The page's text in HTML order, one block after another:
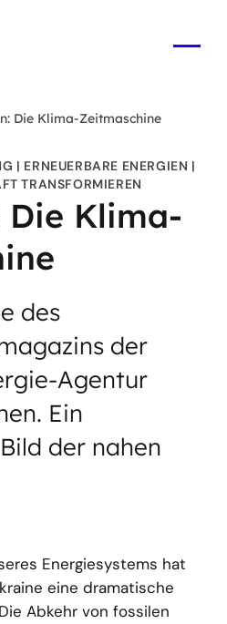
Die Klima-Zeitmaschine
ERNEUERBARE ENERGIEN
TRANSFORMIEREN
Klima-
des
der
Agentur
Ein
der nahen
Energiesystems hat
eine dramatische
Abkehr von fossilen